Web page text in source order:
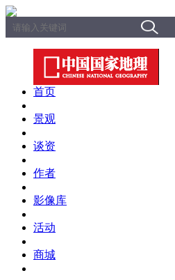
首页
景观
谈资
作者
影像库
活动
商城